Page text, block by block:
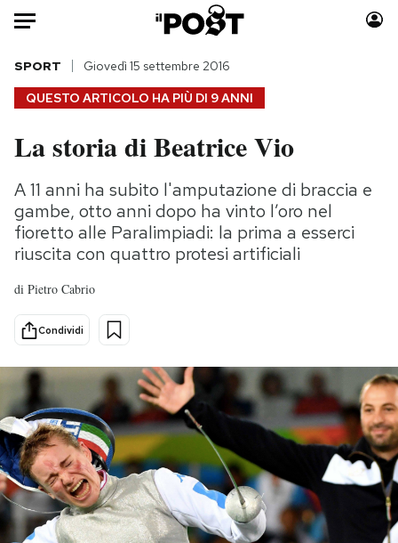
Auto
HOME
Italia
Politica
Tecnologia
Internet
Economia
Moda
Consumismi
Storie/Idee
Ok Boomer!
PODCAST
NEWSLETTER
QUESTO ARTICOLO HA PIÙ DI 9 ANNI
SPORT Giovedì 15 settembre 2016
La storia di Beatrice Vio
A 11 anni ha subito l'amputazione di braccia e
gambe, otto anni dopo ha vinto l’oro nel
fioretto alle Paralimpiadi: la prima a esserci
riuscita con quattro protesi artificiali
di Pietro Cabrio
Condividi